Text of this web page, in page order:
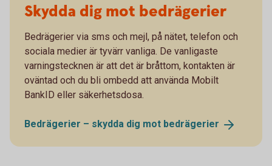
Skydda dig mot bedrägerier
Bedrägerier via sms och mejl, på nätet, telefon och
sociala medier är tyvärr vanliga. De vanligaste
varningstecknen är att det är bråttom, kontakten är
oväntad och du bli ombedd att använda Mobilt
BankID eller säkerhetsdosa.
Bedrägerier – skydda dig mot bedrägerier